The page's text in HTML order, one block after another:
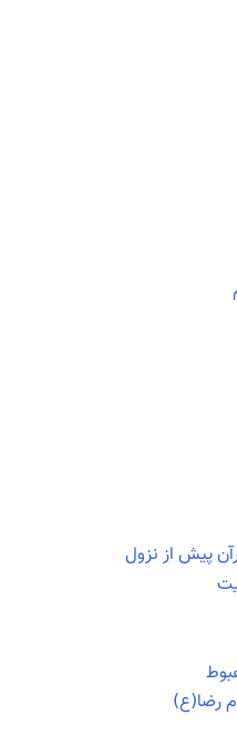
پیش از نزول
رضا(ع)